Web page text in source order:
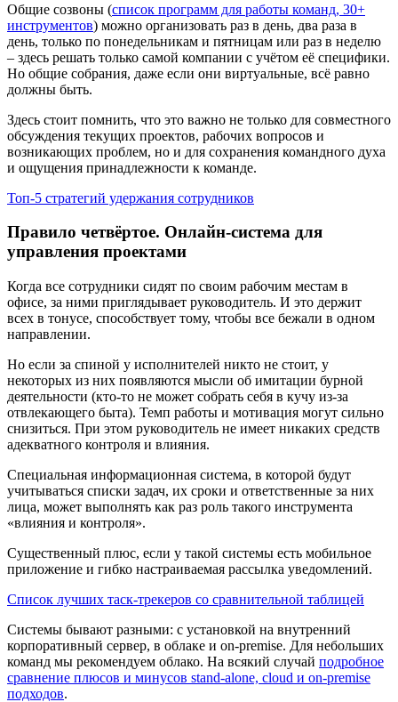
Общие созвоны (список программ для работы команд, 30+
инструментов) можно организовать раз в день, два раза в
день, только по понедельникам и пятницам или раз в неделю
– здесь решать только самой компании с учётом её специфики.
Но общие собрания, даже если они виртуальные, всё равно
должны быть.
Здесь стоит помнить, что это важно не только для совместного
обсуждения текущих проектов, рабочих вопросов и
возникающих проблем, но и для сохранения командного духа
и ощущения принадлежности к команде.
Топ-5 стратегий удержания сотрудников
Правило четвёртое. Онлайн-система для
управления проектами
Когда все сотрудники сидят по своим рабочим местам в
офисе, за ними приглядывает руководитель. И это держит
всех в тонусе, способствует тому, чтобы все бежали в одном
направлении.
Но если за спиной у исполнителей никто не стоит, у
некоторых из них появляются мысли об имитации бурной
деятельности (кто-то не может собрать себя в кучу из-за
отвлекающего быта). Темп работы и мотивация могут сильно
снизиться. При этом руководитель не имеет никаких средств
адекватного контроля и влияния.
Специальная информационная система, в которой будут
учитываться списки задач, их сроки и ответственные за них
лица, может выполнять как раз роль такого инструмента
«влияния и контроля».
Существенный плюс, если у такой системы есть мобильное
приложение и гибко настраиваемая рассылка уведомлений.
Список лучших таск-трекеров со сравнительной таблицей
Системы бывают разными: с установкой на внутренний
корпоративный сервер, в облаке и on-premise. Для небольших
команд мы рекомендуем облако. На всякий случай подробное
сравнение плюсов и минусов stand-alone, cloud и on-premise
подходов.